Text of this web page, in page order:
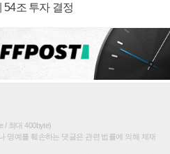
54조 투자 결정
/ 최대 400byte)
명예를 훼손하는 댓글은 관련 법률에 의해 제재